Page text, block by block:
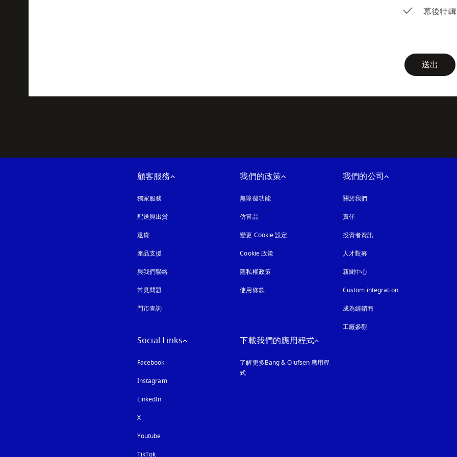
幕後特輯
送出
顧客服務
獨家服務
配送與出貨
退貨
產品支援
與我們聯絡
常見問題
門市查詢
我們的政策
無障礙功能以新標籤頁開啟
仿冒品以新標籤頁開啟
變更 Cookie 設定
Cookie 政策
隱私權政策以新標籤頁開啟
使用條款
我們的公司
關於我們
責任
投資者資訊
人才甄募
新聞中心
Custom integration
成為經銷商
工廠參觀
Social Links
Facebook
Instagram以新標籤頁開啟
LinkedIn
X
Youtube
TikTok
下載我們的應用程式
了解更多Bang & Olufsen 應用程
式